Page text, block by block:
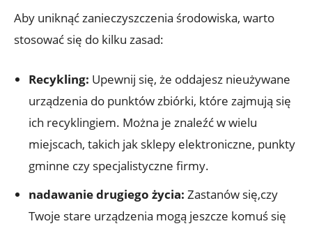
Aby uniknąć zanieczyszczenia środowiska, warto
stosować się do kilku zasad:
Recykling: Upewnij się, że oddajesz nieużywane
urządzenia do punktów zbiórki, które zajmują się
ich recyklingiem. Można je znaleźć w wielu
miejscach, takich jak sklepy elektroniczne, punkty
gminne czy specjalistyczne firmy.
nadawanie drugiego życia: Zastanów się,czy
Twoje stare urządzenia mogą jeszcze komuś się